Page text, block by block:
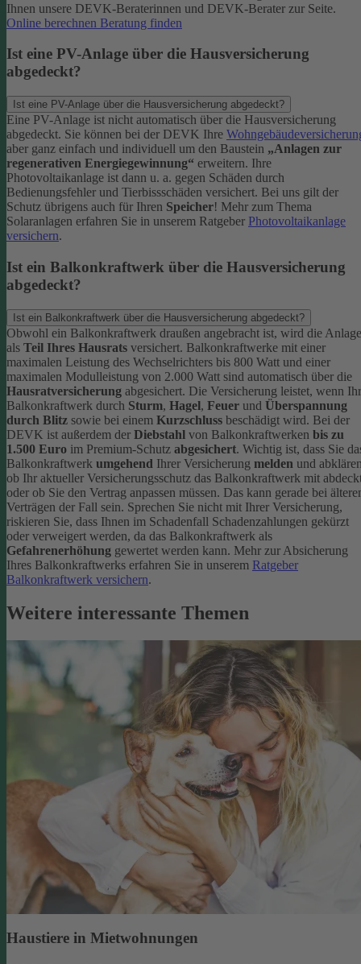
Ihnen unsere DEVK-Beraterinnen und DEVK-Berater zur Seite.
Online berechnen Beratung finden
Ist eine PV-Anlage über die Hausversicherung
abgedeckt?
Ist eine PV-Anlage über die Hausversicherung abgedeckt?
Eine PV-Anlage ist nicht automatisch über die Hausversicherung
abgedeckt. Sie können bei der DEVK Ihre
aber ganz einfach und individuell um den Baustein „Anlagen zur
regenerativen Energiegewinnung“ erweitern. Ihre
Photovoltaikanlage ist dann u. a. gegen Schäden durch
Bedienungsfehler und Tierbissschäden versichert. Bei uns gilt der
Schutz übrigens auch für Ihren Speicher! Mehr zum Thema
Solaranlagen erfahren Sie in unserem Ratgeber Photovoltaikanlage
versichern.
Ist ein Balkonkraftwerk über die Hausversicherung
abgedeckt?
Ist ein Balkonkraftwerk über die Hausversicherung abgedeckt?
Obwohl ein Balkonkraftwerk draußen angebracht ist, wird die Anlage
als Teil Ihres Hausrats versichert. Balkonkraftwerke mit einer
maximalen Leistung des Wechselrichters bis 800 Watt und einer
maximalen Modulleistung von 2.000 Watt sind automatisch über die
Hausratversicherung abgesichert. Die Versicherung leistet, wenn Ihr
Balkonkraftwerk durch Sturm, Hagel, Feuer und Überspannung
durch Blitz sowie bei einem Kurzschluss beschädigt wird. Bei der
DEVK ist außerdem der Diebstahl von Balkonkraftwerken bis zu
1.500 Euro im Premium-Schutz abgesichert. Wichtig ist, dass Sie
Balkonkraftwerk umgehend Ihrer Versicherung melden und
ob Ihr aktueller Versicherungsschutz das Balkonkraftwerk mit
oder ob Sie den Vertrag anpassen müssen. Das kann gerade bei
Verträgen der Fall sein. Sprechen Sie nicht mit Ihrer Versicherung,
riskieren Sie, dass Ihnen im Schadenfall Schadenzahlungen gekürzt
oder verweigert werden, da das Balkonkraftwerk als
Gefahrenerhöhung gewertet werden kann. Mehr zur Absicherung
Ihres Balkonkraftwerks erfahren Sie in unserem Ratgeber
Balkonkraftwerk versichern.
Weitere interessante Themen
Haustiere in Mietwohnungen